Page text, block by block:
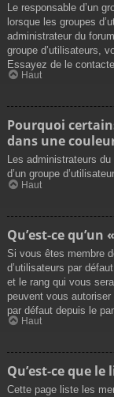
Le responsable d’un
lorsque les groupes
administrateur du
groupe d’utilisateurs,
Essayez de le
Haut
Pourquoi
dans une
Les administrateurs
d’un groupe
Haut
Qu’est-ce
Si vous êtes membre
d’utilisateurs par
et le rang qui vous
peuvent vous
par défaut depuis le
Haut
Qu’est-ce que le
Cette page liste les